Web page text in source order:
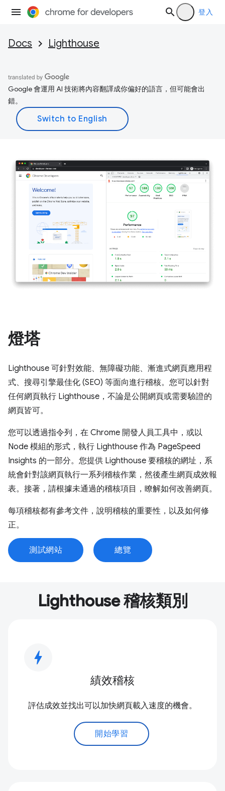
登入
Docs Lighthouse
Google 會運用 AI 技術將內容翻譯成你偏好的語言，但可能會出
錯。
燈塔
Lighthouse 可針對效能、無障礙功能、漸進式網頁應用程
式、搜尋引擎最佳化 (SEO) 等面向進行稽核。您可以針對
任何網頁執行 Lighthouse，不論是公開網頁或需要驗證的
網頁皆可。
您可以透過指令列，在 Chrome 開發人員工具中，或以
Node 模組的形式，執行 Lighthouse 作為 PageSpeed
Insights 的一部分。您提供 Lighthouse 要稽核的網址，系
統會針對該網頁執行一系列稽核作業，然後產生網頁成效報
表。接著，請根據未通過的稽核項目，瞭解如何改善網頁。
每項稽核都有參考文件，說明稽核的重要性，以及如何修
正。
測試網站 總覽
Lighthouse 稽核類別
bolt
績效稽核
評估成效並找出可以加快網頁載入速度的機會。
開始學習